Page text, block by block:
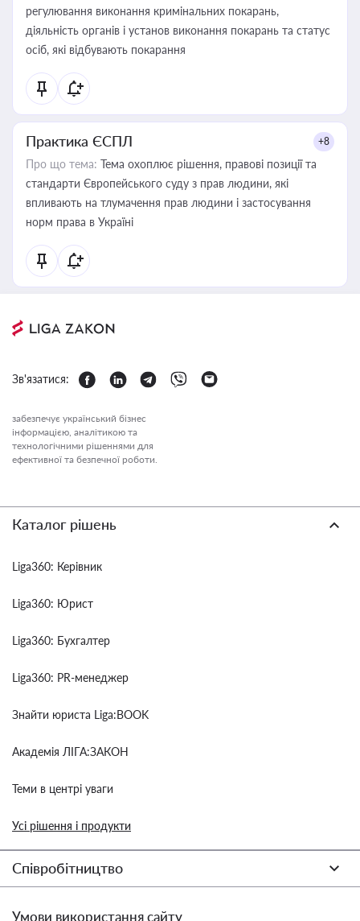
регулювання виконання кримінальних покарань,
діяльність органів і установ виконання покарань та статус
осіб, які відбувають покарання
Практика ЄСПЛ +8
Про що тема: Тема охоплює рішення, правові позиції та
стандарти Європейського суду з прав людини, які
впливають на тлумачення прав людини і застосування
норм права в Україні
Зв'язатися:
забезпечує український бізнес
інформацією, аналітикою та
технологічними рішеннями для
ефективної та безпечної роботи.
Каталог рішень
Liga360: Керівник
Liga360: Юрист
Liga360: Бухгалтер
Liga360: PR-менеджер
Знайти юриста Liga:BOOK
Академія ЛІГА:ЗАКОН
Теми в центрі уваги
Усі рішення і продукти
Співробітництво
Умови використання сайту